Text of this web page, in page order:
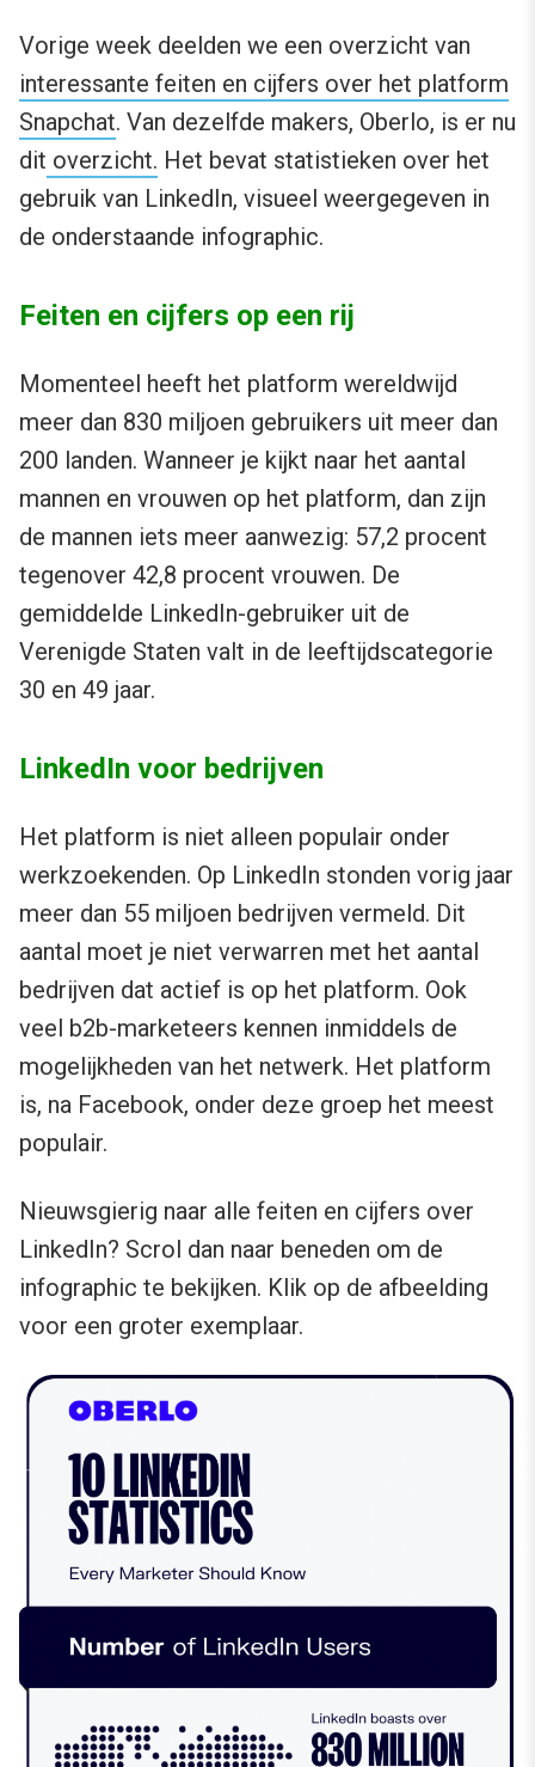
Vorige week deelden we een overzicht van
interessante feiten en cijfers over het platform
Snapchat. Van dezelfde makers, Oberlo, is er nu
dit overzicht. Het bevat statistieken over het
gebruik van LinkedIn, visueel weergegeven in
de onderstaande infographic.
Feiten en cijfers op een rij
Momenteel heeft het platform wereldwijd
meer dan 830 miljoen gebruikers uit meer dan
200 landen. Wanneer je kijkt naar het aantal
mannen en vrouwen op het platform, dan zijn
de mannen iets meer aanwezig: 57,2 procent
tegenover 42,8 procent vrouwen. De
gemiddelde LinkedIn-gebruiker uit de
Verenigde Staten valt in de leeftijdscategorie
30 en 49 jaar.
LinkedIn voor bedrijven
Het platform is niet alleen populair onder
werkzoekenden. Op LinkedIn stonden vorig jaar
meer dan 55 miljoen bedrijven vermeld. Dit
aantal moet je niet verwarren met het aantal
bedrijven dat actief is op het platform. Ook
veel b2b-marketeers kennen inmiddels de
mogelijkheden van het netwerk. Het platform
is, na Facebook, onder deze groep het meest
populair.
Nieuwsgierig naar alle feiten en cijfers over
LinkedIn? Scrol dan naar beneden om de
infographic te bekijken. Klik op de afbeelding
voor een groter exemplaar.